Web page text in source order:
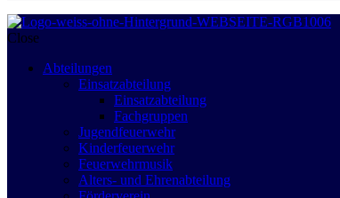
Close
Abteilungen
Einsatzabteilung
Einsatzabteilung
Fachgruppen
Jugendfeuerwehr
Kinderfeuerwehr
Feuerwehrmusik
Alters- und Ehrenabteilung